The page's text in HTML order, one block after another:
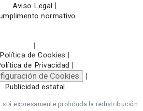
Aviso Legal |
normativo
|
Política de Cookies |
de Privacidad |
de Cookies |
Publicidad estatal
expresamente prohibida la redistribución